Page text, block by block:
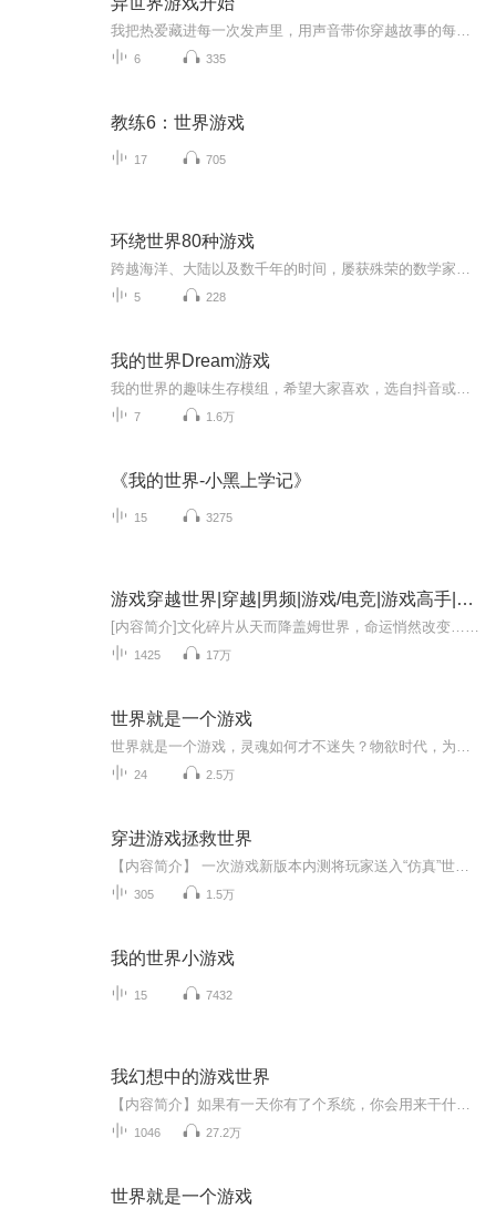
6 335
教练6：世界游戏
17 705
环绕世界80种游戏
5 228
我的世界Dream游戏
7 1.6万
《我的世界-小黑上学记》
15 3275
游戏穿越世界|穿越|男频|游戏/电竞|游戏高手|爽文|多人有声剧
1425 17万
世界就是一个游戏
24 2.5万
穿进游戏拯救世界
305 1.5万
我的世界小游戏
15 7432
我幻想中的游戏世界
1046 27.2万
世界就是一个游戏